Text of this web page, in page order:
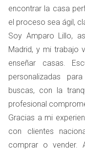
Poderes
Uno de los primeros
otorgar un poder
representante legal
proceso de compra.
redactado por un
país de residencia.
debidamente
paso es crucial
sin necesidad de
encontrar la casa
el proceso sea ágil,
Soy Amparo Lillo,
Madrid, y mi trabajo
enseñar casas.
personalizadas
buscas, con la
profesional
Gracias a mi
con clientes
comprar o vender.